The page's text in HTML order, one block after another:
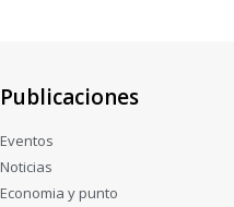
Publicaciones
Eventos
Noticias
Economia y punto